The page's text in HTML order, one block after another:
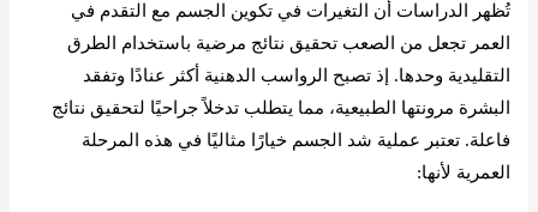
تُظهر الدراسات أن التغيرات في تكوين الجسم مع التقدم في
العمر تجعل من الصعب تحقيق نتائج مرضية باستخدام الطرق
التقليدية وحدها. إذ تصبح الرواسب الدهنية أكثر عنادًا وتفقد
البشرة مرونتها الطبيعية، مما يتطلب تدخلاً جراحيًا لتحقيق نتائج
فاعلة. تعتبر عملية شد الجسم خيارًا مثاليًا في هذه المرحلة
العمرية لأنها: